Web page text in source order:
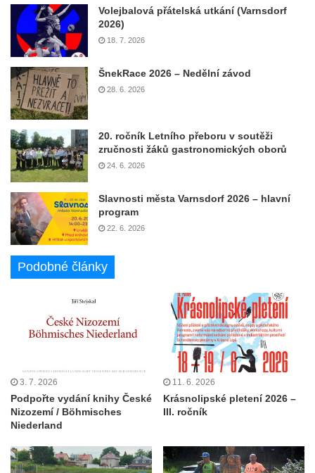
Volejbalová přátelská utkání (Varnsdorf
2026)
18. 7. 2026
ŠnekRace 2026 – Nedělní závod
28. 6. 2026
20. ročník Letního přeboru v soutěži
zručnosti žáků gastronomických oborů
24. 6. 2026
Slavnosti města Varnsdorf 2026 – hlavní
program
22. 6. 2026
Podobné články
3. 7. 2026
Podpořte vydání knihy České
Nizozemí / Böhmisches
Niederland
11. 6. 2026
Krásnolipské pletení 2026 –
III. ročník